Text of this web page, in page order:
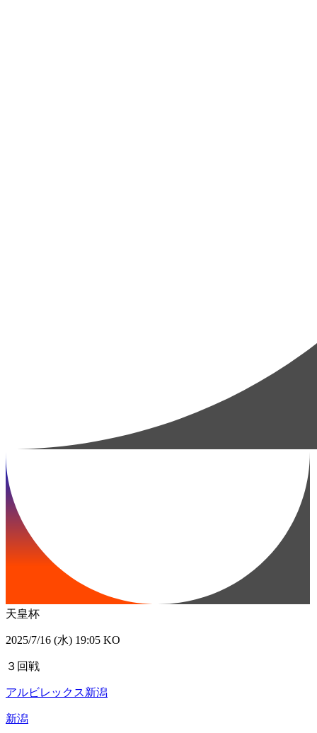
天皇杯
2025/7/16 (水) 19:05 KO
３回戦
アルビレックス新潟
新潟